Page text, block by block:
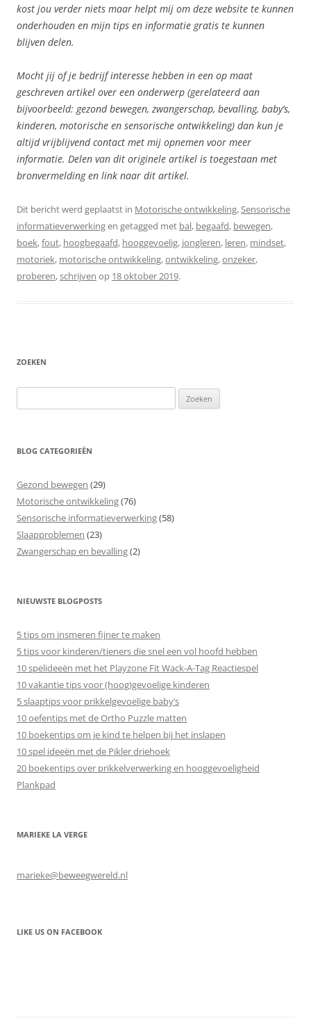
kost jou verder niets maar helpt mij om deze website te kunnen
onderhouden en mijn tips en informatie gratis te kunnen
blijven delen.
Mocht jij of je bedrijf interesse hebben in een op maat
geschreven artikel over een onderwerp (gerelateerd aan
bijvoorbeeld: gezond bewegen, zwangerschap, bevalling, baby’s,
kinderen, motorische en sensorische ontwikkeling) dan kun je
altijd vrijblijvend contact met mij opnemen voor meer
informatie. Delen van dit originele artikel is toegestaan met
bronvermelding en link naar dit artikel.
Dit bericht werd geplaatst in Motorische ontwikkeling,Sensorische
informatieverwerkingen getagged met bal, begaafd, bewegen,
boek,fout, hoogbegaafd, hooggevoelig, jongleren, leren, mindset,
motoriek, motorische ontwikkeling,ontwikkeling,onzeker,
proberen,schrijven op 18 oktober 2019.
ZOEKEN
naar:
BLOG CATEGORIEËN
Gezond bewegen (29)
Motorische ontwikkeling(76)
Sensorische informatieverwerking(58)
Slaapproblemen (23)
Zwangerschap en bevalling(2)
NIEUWSTE BLOGPOSTS
5 tips om insmeren fijner te maken
5 tips voor kinderen/tieners die snel een vol hoofd hebben
10 spelideeën met het Playzone Fit Wack-A-Tag Reactiespel
10 vakantie tips voor (hoog)gevoelige kinderen
5 slaaptips voor prikkelgevoelige baby’s
10 oefentips met de Ortho Puzzle matten
10 boekentips om je kind te helpen bij het inslapen
10 spel ideeën met de Pikler driehoek
20 boekentips over prikkelverwerking en hooggevoeligheid
Plankpad
MARIEKE LA VERGE
marieke@beweegwereld.nl
LIKE US ON FACEBOOK